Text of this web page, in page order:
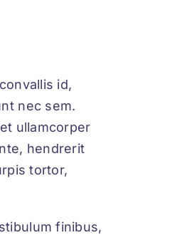
id,
nec sem.
ullamcorper
hendrerit
tortor,
finibus,